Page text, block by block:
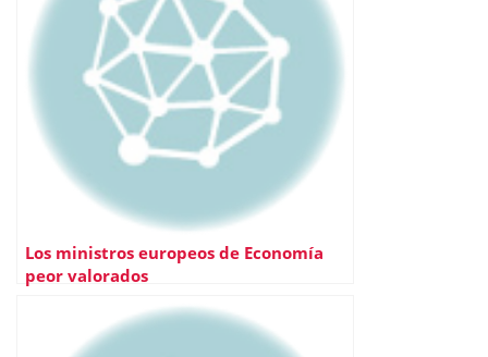
Los ministros europeos de Economía
peor valorados